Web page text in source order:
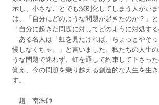
示し、小さなことでも深刻化してしまう人がい
は、「自分にどのような問題が起きたのか？」と
「自分に起きた問題に対してどのように対処する
ある名人は「虹を見たければ、ちょっとやそ
慢しなくちゃ。」と言いました。私たちの人生
うな問題で迷わず、虹を通して約束して下さっ
覚え、今の問題を乗り越える創造的な人生を生
す。
趙 南洙師